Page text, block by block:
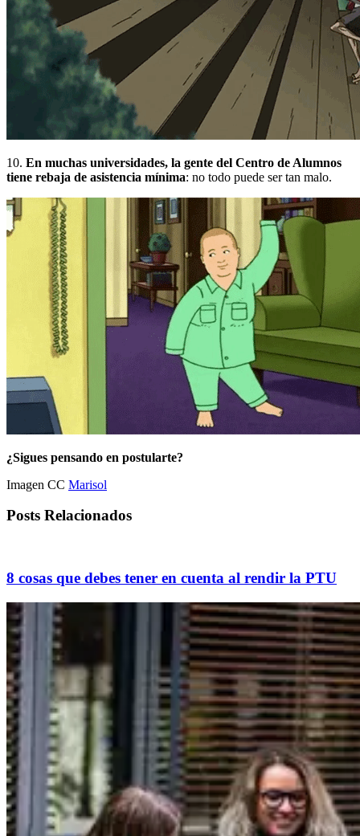
10. En muchas universidades, la gente del Centro de Alumnos
tiene rebaja de asistencia mínima: no todo puede ser tan malo.
¿Sigues pensando en postularte?
Imagen CC Marisol
Posts Relacionados
8 cosas que debes tener en cuenta al rendir la PTU